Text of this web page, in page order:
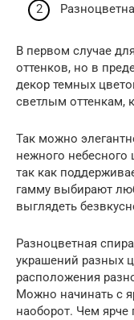
В первом случае
оттенков, но в
декор темных
светлым оттенкам,
Так можно
нежного
так как
гамму выбирают
выглядеть
Разноцветная
украшений разных
расположения
Можно начинать с
наоборот. Чем